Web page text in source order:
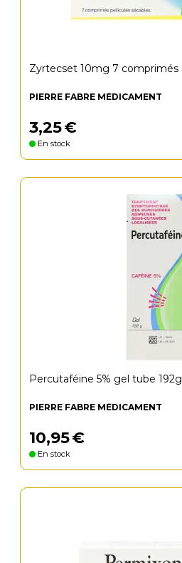
Zyrtecset 10mg 7 comprimés
PIERRE FABRE MÉDICAMENT
3,25€
En stock
Percutaféine 5% gel tube 192g
PIERRE FABRE MÉDICAMENT
10,95€
En stock